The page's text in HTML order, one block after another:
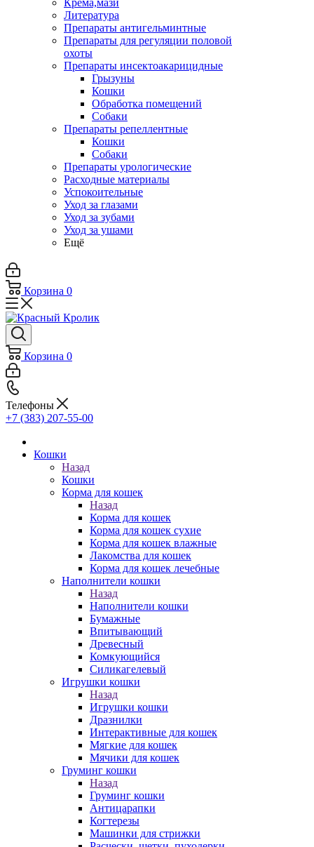
Крема,мази
Литература
Препараты антигельминтные
Препараты для регуляции половой
охоты
Препараты инсектоакарицидные
Грызуны
Кошки
Обработка помещений
Собаки
Препараты репеллентные
Кошки
Собаки
Препараты урологические
Расходные материалы
Успокоительные
Уход за глазами
Уход за зубами
Уход за ушами
Ещё
Корзина 0
Корзина 0
Телефоны
+7 (383) 207-55-00
Кошки
Назад
Кошки
Корма для кошек
Назад
Корма для кошек
Корма для кошек сухие
Корма для кошек влажные
Лакомства для кошек
Корма для кошек лечебные
Наполнители кошки
Назад
Наполнители кошки
Бумажные
Впитывающий
Древесный
Комкующийся
Силикагелевый
Игрушки кошки
Назад
Игрушки кошки
Дразнилки
Интерактивные для кошек
Мягкие для кошек
Мячики для кошек
Груминг кошки
Назад
Груминг кошки
Антицарапки
Когтерезы
Машинки для стрижки